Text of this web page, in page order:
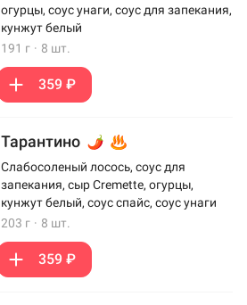
огурцы, соус унаги, соус для запекания,
кунжут белый
191 г · 8 шт.
359 ₽
Тарантино
Слабосоленый лосось, соус для
запекания, сыр Cremette, огурцы,
кунжут белый, соус спайс, соус унаги
203 г · 8 шт.
359 ₽